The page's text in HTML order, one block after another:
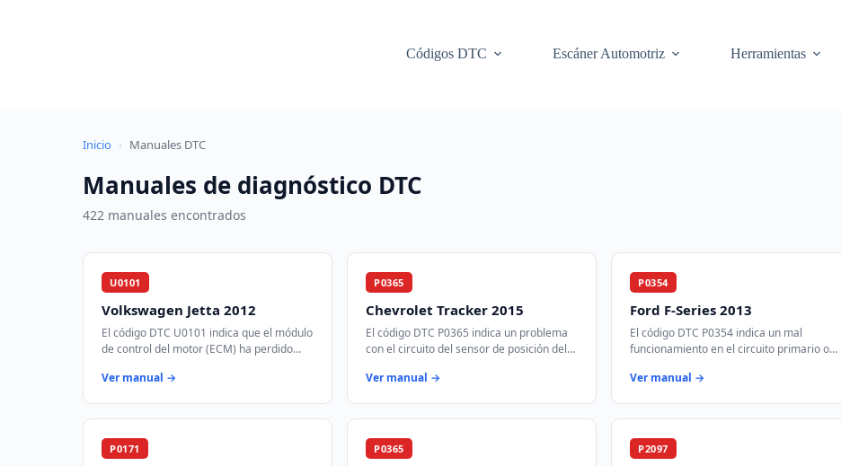
Códigos DTC
Escáner Automotriz Herramientas
Inicio › Manuales DTC
Manuales de diagnóstico DTC
422 manuales encontrados
U0101
Volkswagen Jetta 2012
El código DTC U0101 indica que el módulo
de control del motor (ECM) ha perdido
transmisión (TCM) a través de la r…
Ver manual →
P0365
Chevrolet Tracker 2015
El código DTC P0365 indica un problema
con el circuito del sensor de posición del
para sincronizar el tiempo de…
Ver manual →
P0354
Ford F-Series 2013
El código DTC P0354 indica un mal
funcionamiento en el circuito primario o
Este código se activa cuando el módul…
Ver manual →
P0171 P0365 P2097